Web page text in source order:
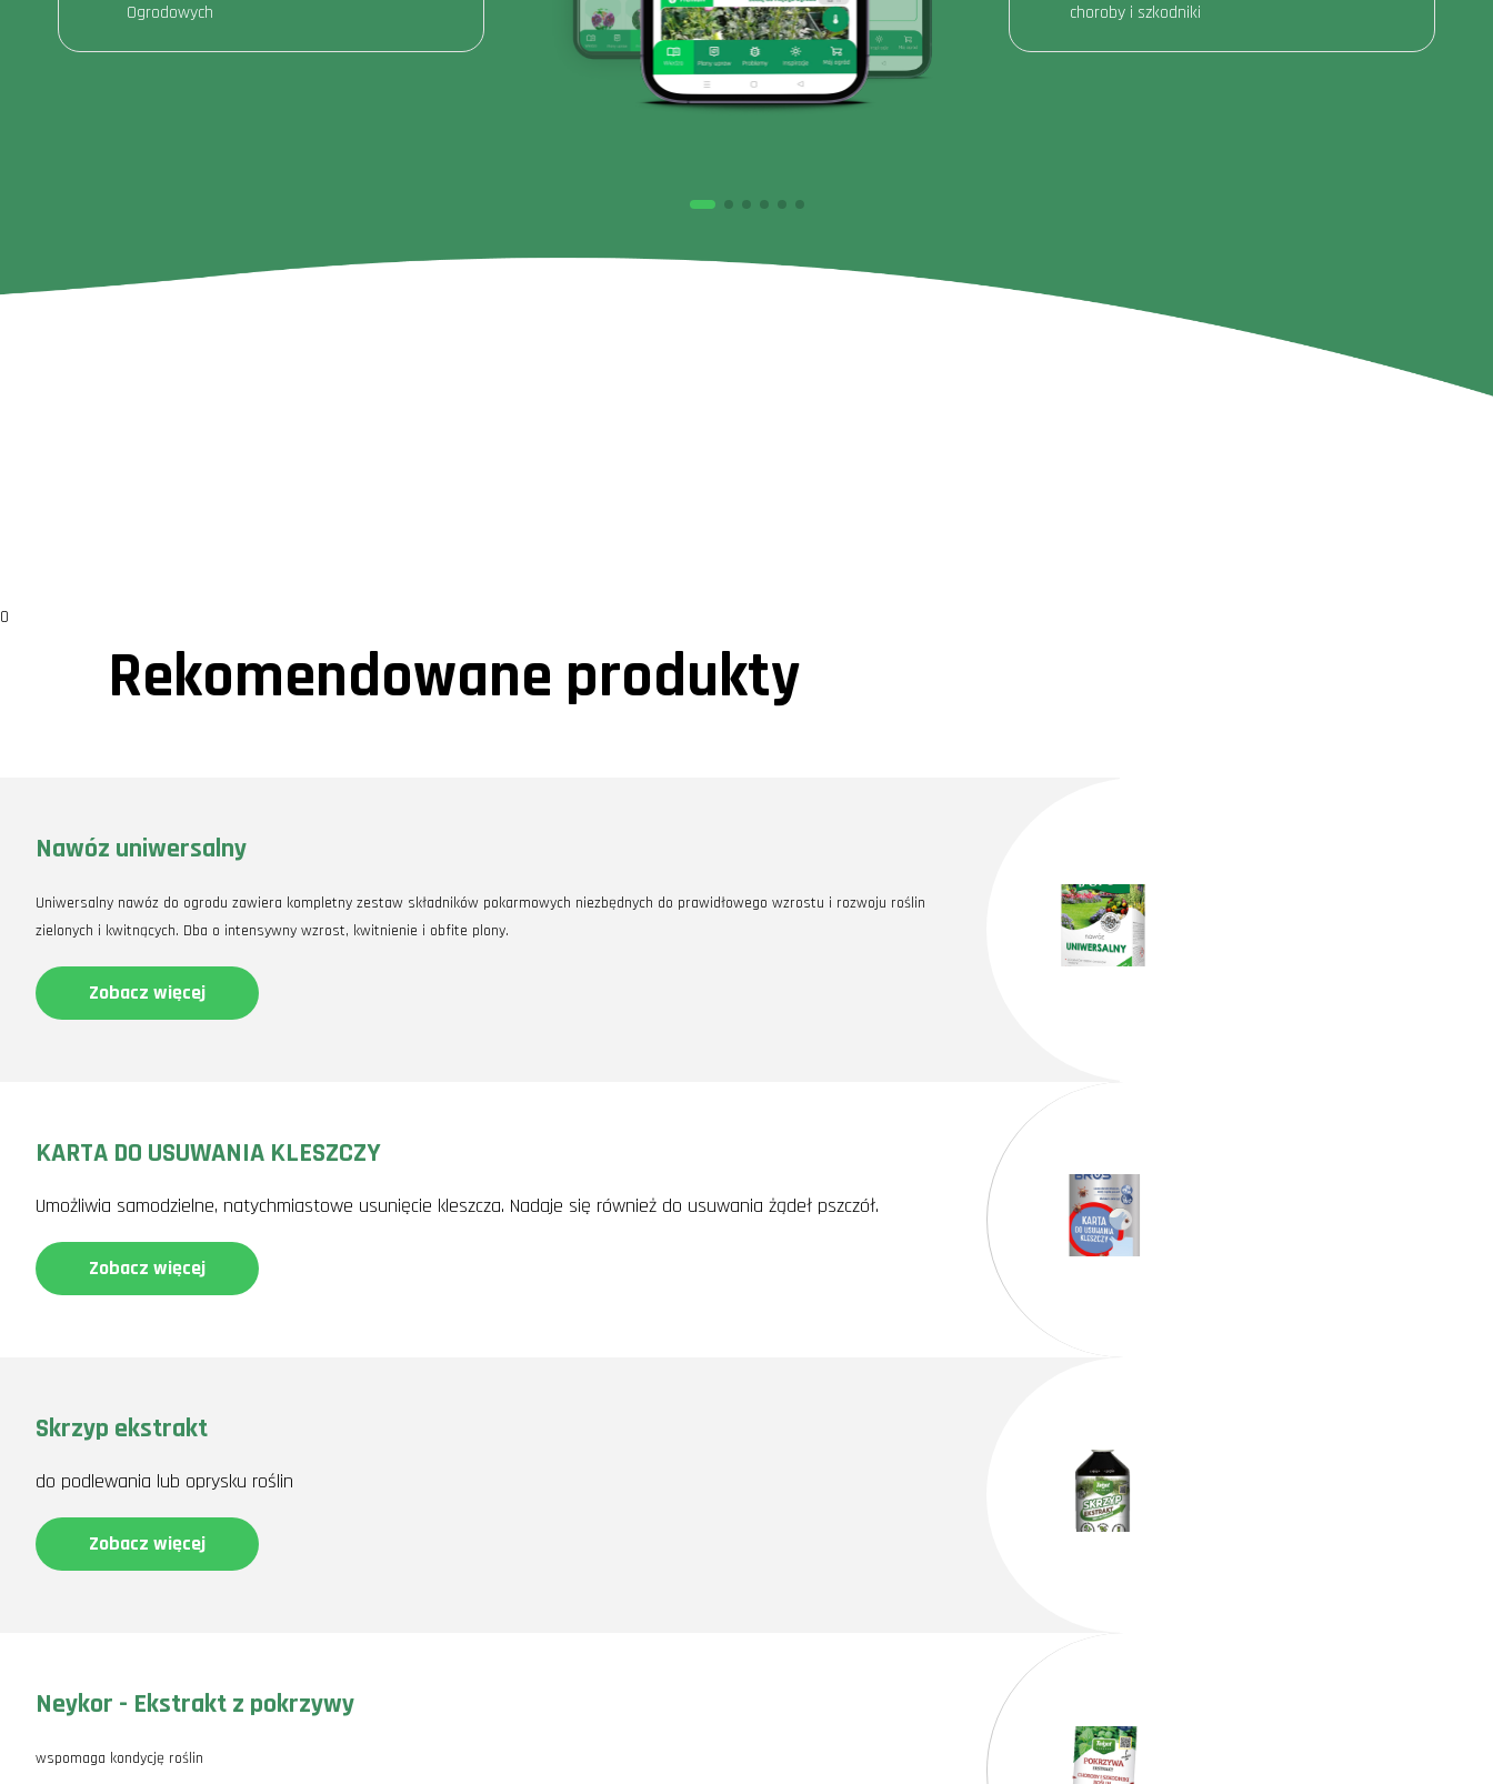
Ogrodowych
choroby i szkodniki
0
Rekomendowane produkty
Nawóz uniwersalny
Uniwersalny nawóz do ogrodu zawiera kompletny zestaw składników pokarmowych niezbędnych do prawidłowego wzrostu i rozwoju roślin
zielonych i kwitnących. Dba o intensywny wzrost, kwitnienie i obfite plony.
Zobacz więcej
KARTA DO USUWANIA KLESZCZY
Umożliwia samodzielne, natychmiastowe usunięcie kleszcza. Nadaje się również do usuwania żądeł pszczół.
Zobacz więcej
Skrzyp ekstrakt
do podlewania lub oprysku roślin
Zobacz więcej
Neykor - Ekstrakt z pokrzywy
wspomaga kondycję roślin